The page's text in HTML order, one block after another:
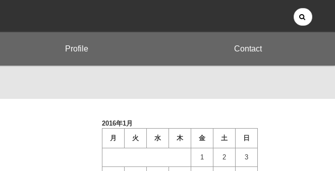
Profile Contact
2016年1月
月
火 水 木 金 土 日
1 2 3